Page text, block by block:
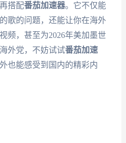
搭配番茄加速器。它不仅能
歌的问题，还能让你在海外
频，甚至为2026年美加墨世
外党，不妨试试番茄加速
也能感受到国内的精彩内